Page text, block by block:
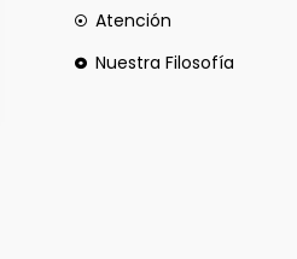
Atención
Nuestra Filosofía